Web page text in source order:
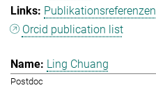
Publikationsreferenzen
Orcid publication list
Ling Chuang
Postdoc